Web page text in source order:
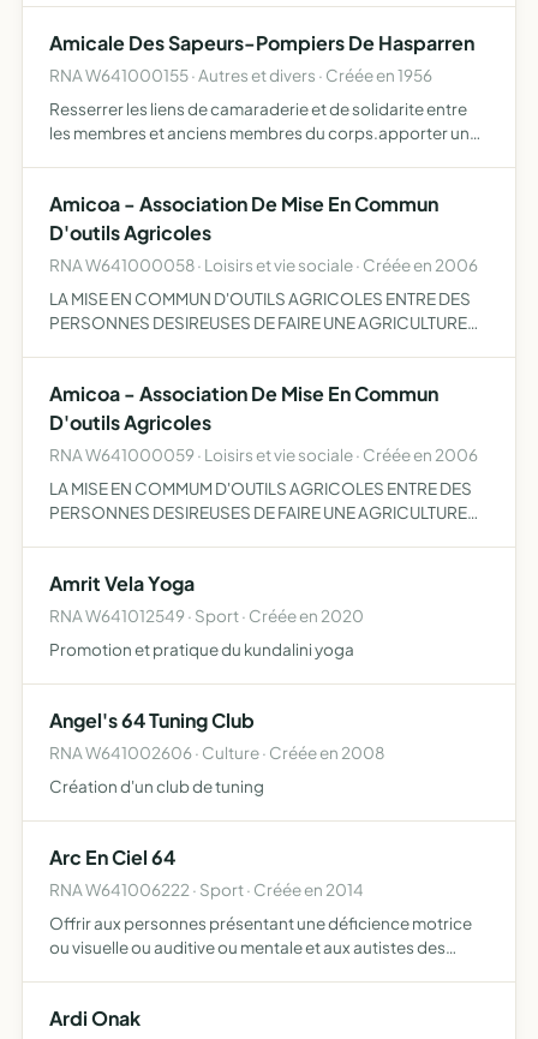
Amicale Des Sapeurs-Pompiers De Hasparren
RNA W641000155 · Autres et divers · Créée en 1956
Resserrer les liens de camaraderie et de solidarite entre
les membres et anciens membres du corps.apporter un
Amicoa - Association De Mise En Commun
D'outils Agricoles
RNA W641000058 · Loisirs et vie sociale · Créée en 2006
LA MISE EN COMMUN D'OUTILS AGRICOLES ENTRE DES
PERSONNES DESIREUSES DE FAIRE UNE AGRICULTURE
Amicoa - Association De Mise En Commun
D'outils Agricoles
RNA W641000059 · Loisirs et vie sociale · Créée en 2006
LA MISE EN COMMUM D'OUTILS AGRICOLES ENTRE DES
PERSONNES DESIREUSES DE FAIRE UNE AGRICULTURE
Amrit Vela Yoga
RNA W641012549 · Sport · Créée en 2020
Promotion et pratique du kundalini yoga
Angel's 64 Tuning Club
RNA W641002606 · Culture · Créée en 2008
Création d'un club de tuning
Arc En Ciel 64
RNA W641006222 · Sport · Créée en 2014
Offrir aux personnes présentant une déficience motrice
ou visuelle ou auditive ou mentale et aux autistes des
Ardi Onak